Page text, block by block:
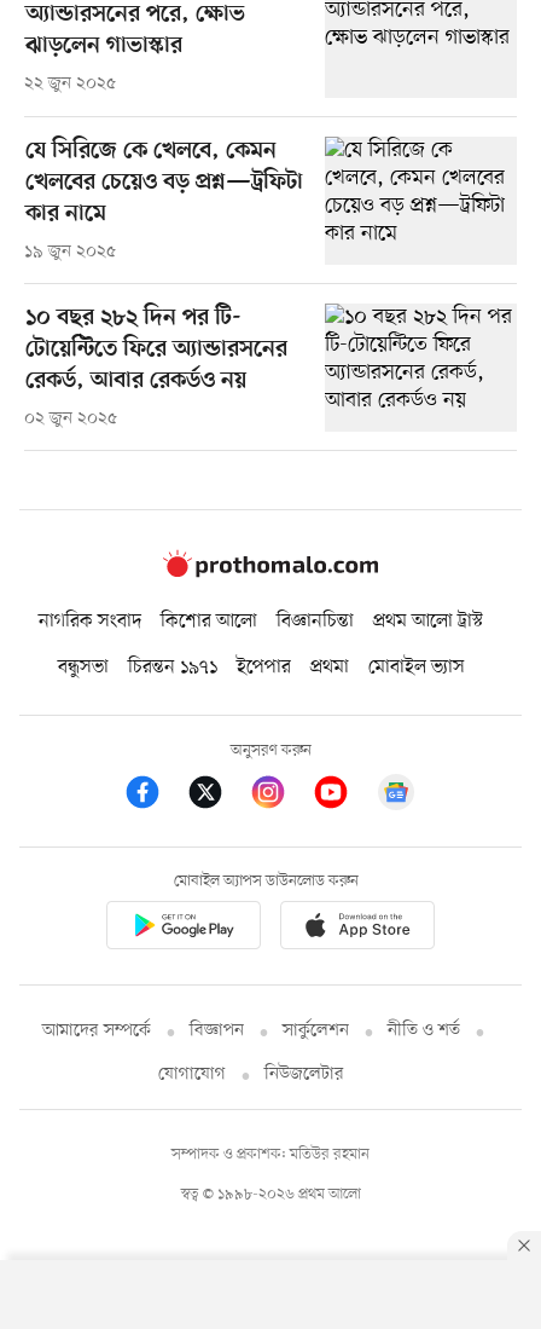
অ্যান্ডারসনের পরে, ক্ষোভ
ঝাড়লেন গাভাস্কার
২২ জুন ২০২৫
যে সিরিজে কে খেলবে, কেমন
খেলবের চেয়েও বড় প্রশ্ন—ট্রফিটা
কার নামে
১৯ জুন ২০২৫
১০ বছর ২৮২ দিন পর টি-
টোয়েন্টিতে ফিরে অ্যান্ডারসনের
রেকর্ড, আবার রেকর্ডও নয়
০২ জুন ২০২৫
নাগরিক সংবাদ কিশোর আলো বিজ্ঞানচিন্তা
প্রথম আলো ট্রাস্ট
বন্ধুসভা
চিরন্তন ১৯৭১ ইপেপার প্রথমা মোবাইল ভ্যাস
অনুসরণ করুন
মোবাইল অ্যাপস ডাউনলোড করুন
আমাদের সম্পর্কে বিজ্ঞাপন সার্কুলেশন
নীতি ও শর্ত
যোগাযোগ
নিউজলেটার
স্বত্ব © ১৯৯৮-২০২৬ প্রথম আলো
সম্পাদক ও প্রকাশক: মতিউর রহমান